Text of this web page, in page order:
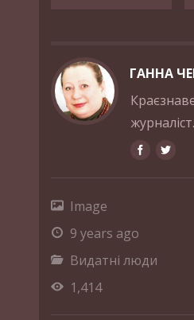
ГАННА
журналіст.
Image
9 years ago
Видатні люди
1,414